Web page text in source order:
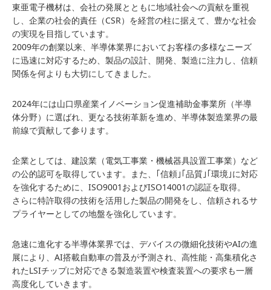
東亜電子機材は、会社の発展とともに地域社会への貢献を重視
し、企業の社会的責任（CSR）を経営の柱に据えて、豊かな社会
の実現を目指しています。
2009年の創業以来、半導体業界においてお客様の多様なニーズ
に迅速に対応するため、製品の設計、開発、製造に注力し、信頼
関係を何よりも大切にしてきました。
2024年には山口県産業イノベーション促進補助金事業所（半導
体分野）に選ばれ、更なる技術革新を進め、半導体製造業界の最
前線で貢献して参ります。
企業としては、建設業（電気工事業・機械器具設置工事業）など
の公的認可を取得しています。また、｢信頼｣｢品質｣｢環境｣に対応
を強化するために、ISO9001およびISO14001の認証を取得。
さらに特許取得の技術を活用した製品の開発をし、信頼されるサ
プライヤーとしての地盤を強化しています。
急速に進化する半導体業界では、デバイスの微細化技術やAIの進
展により、AI搭載自動車の普及が予測され、高性能・高集積化さ
れたLSIチップに対応できる製造装置や検査装置への要求も一層
高度化していきます。